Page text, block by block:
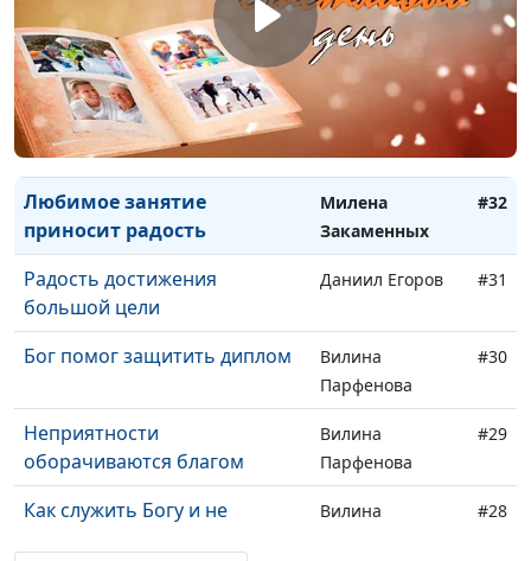
Бог дает нужное - опыт
благотворительности
Ольга Козуля
День, когда я ощутила
присутствие Бога
Милена
Закаменных
Любимое занятие
приносит радость
Милена
Закаменных
#32
Радость достижения
большой цели
Даниил Егоров #31
Бог помог защитить диплом
Вилина
Парфенова
#30
Неприятности
оборачиваются благом
Вилина
Парфенова
#29
Как служить Богу и не
Вилина
#28